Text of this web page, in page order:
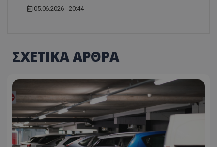
05.06.2026 - 20:44
ΣΧΕΤΙΚΑ ΑΡΘΡΑ